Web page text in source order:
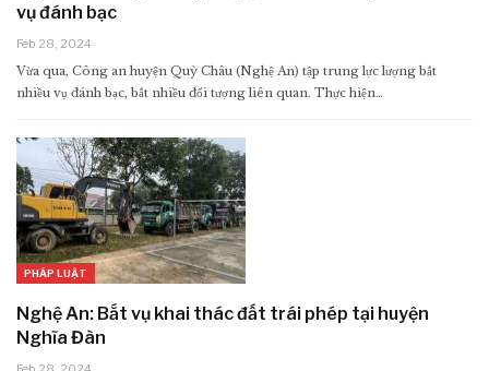
vụ đánh bạc
Feb 28, 2024
Vừa qua, Công an huyện Quỳ Châu (Nghệ An) tập trung lực lượng bắt
nhiều vụ đánh bạc, bắt nhiều đối tượng liên quan. Thực hiện…
PHÁP LUẬT
Nghệ An: Bắt vụ khai thác đất trái phép tại huyện
Nghĩa Đàn